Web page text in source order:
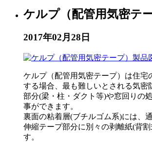
ケルプ（配管用気密テー
2017年02月28日
ケルプ（配管用気密テープ）は住宅
する場合、最も難しいとされる気密
部分(梁・柱・ダクト等)や窓回りの
事ができます。
裏面の粘着層(ブチルゴム系)には、
伸縮テープ部分に別々の剥離紙(背割
す。